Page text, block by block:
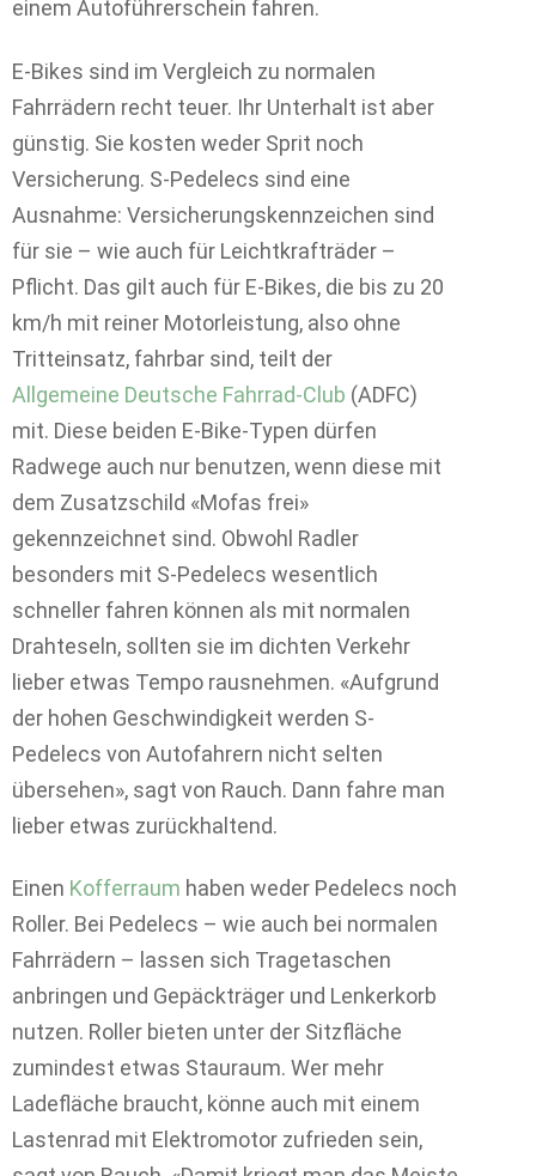
einem Autoführerschein fahren.
E-Bikes sind im Vergleich zu normalen
Fahrrädern recht teuer. Ihr Unterhalt ist aber
günstig. Sie kosten weder Sprit noch
Versicherung. S-Pedelecs sind eine
Ausnahme: Versicherungskennzeichen sind
für sie – wie auch für Leichtkrafträder –
Pflicht. Das gilt auch für E-Bikes, die bis zu 20
km/h mit reiner Motorleistung, also ohne
Tritteinsatz, fahrbar sind, teilt der
Allgemeine Deutsche Fahrrad-Club (ADFC)
mit. Diese beiden E-Bike-Typen dürfen
Radwege auch nur benutzen, wenn diese mit
dem Zusatzschild «Mofas frei»
gekennzeichnet sind. Obwohl Radler
besonders mit S-Pedelecs wesentlich
schneller fahren können als mit normalen
Drahteseln, sollten sie im dichten Verkehr
lieber etwas Tempo rausnehmen. «Aufgrund
der hohen Geschwindigkeit werden S-
Pedelecs von Autofahrern nicht selten
übersehen», sagt von Rauch. Dann fahre man
lieber etwas zurückhaltend.
Einen Kofferraum haben weder Pedelecs noch
Roller. Bei Pedelecs – wie auch bei normalen
Fahrrädern – lassen sich Tragetaschen
anbringen und Gepäckträger und Lenkerkorb
nutzen. Roller bieten unter der Sitzfläche
zumindest etwas Stauraum. Wer mehr
Ladefläche braucht, könne auch mit einem
Lastenrad mit Elektromotor zufrieden sein,